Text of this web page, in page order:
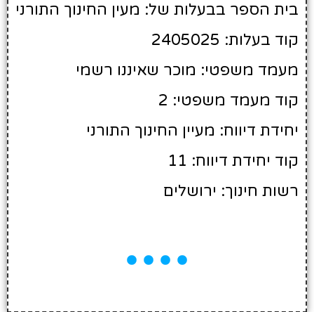
בית הספר בבעלות של: מעין החינוך התורני
קוד בעלות: 2405025
מעמד משפטי: מוכר שאיננו רשמי
קוד מעמד משפטי: 2
יחידת דיווח: מעיין החינוך התורני
קוד יחידת דיווח: 11
רשות חינוך: ירושלים